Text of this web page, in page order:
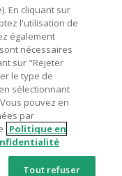
votre achat.
est le dernier lien
de finaliser votre
ou activités
de cashback sera
AU
En cliquant sur
l'utilisation de
également
nécessaires
sur "Rejeter
le type de
sélectionnant
pouvez en
par
Politique en
Tout refuser